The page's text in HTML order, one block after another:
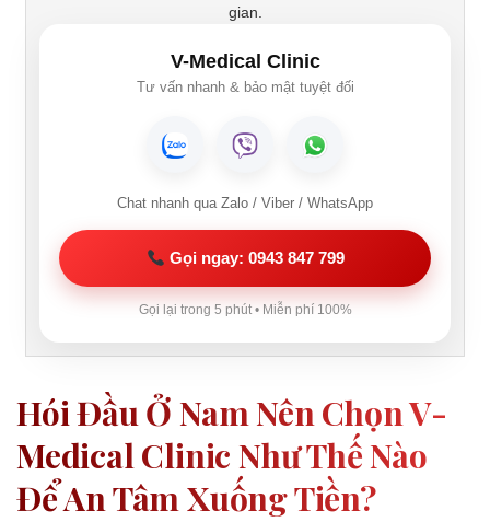
gian.
V-Medical Clinic
Tư vấn nhanh & bảo mật tuyệt đối
Chat nhanh qua Zalo / Viber / WhatsApp
Gọi ngay: 0943 847 799
Gọi lại trong 5 phút • Miễn phí 100%
Hói Đầu Ở Nam Nên Chọn V-
Medical Clinic Như Thế Nào
Để An Tâm Xuống Tiền?